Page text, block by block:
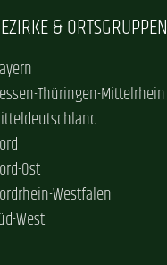
& ORTSGRUPPEN
Thüringen-Mittelrhein
Ost
Westfalen
West